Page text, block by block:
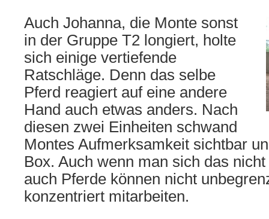
Auch Johanna, die Monte sonst
in der Gruppe T2 longiert, holte
sich einige vertiefende
Ratschläge. Denn das selbe
Pferd reagiert auf eine andere
Hand auch etwas anders. Nach
diesen zwei Einheiten schwand
Montes Aufmerksamkeit sichtbar
Box. Auch wenn man sich das
auch Pferde können nicht
konzentriert mitarbeiten.